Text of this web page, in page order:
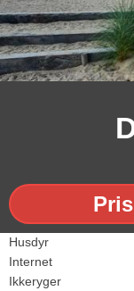
Husdyr
Internet
Ikkeryger